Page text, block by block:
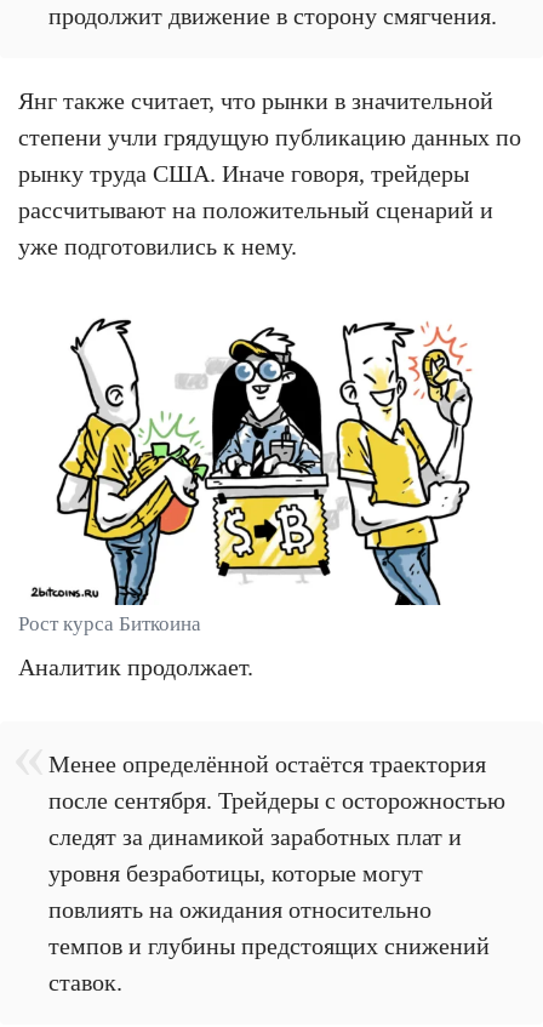
продолжит движение в сторону смягчения.
Янг также считает, что рынки в значительной
степени учли грядущую публикацию данных по
рынку труда США. Иначе говоря, трейдеры
рассчитывают на положительный сценарий и
уже подготовились к нему.
Рост курса Биткоина
Аналитик продолжает.
Менее определённой остаётся траектория
после сентября. Трейдеры с осторожностью
следят за динамикой заработных плат и
уровня безработицы, которые могут
повлиять на ожидания относительно
темпов и глубины предстоящих снижений
ставок.